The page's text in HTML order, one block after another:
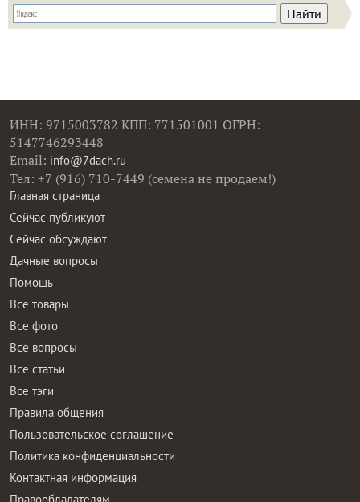
ИНН: 9715003782 КПП: 771501001 ОГРН:
5147746293448
Email: info@7dach.ru
Тел: +7 (916) 710-7449 (семена не продаем!)
Главная страница
Сейчас публикуют
Сейчас обсуждают
Дачные вопросы
Помощь
Все товары
Все фото
Все вопросы
Все статьи
Все тэги
Правила общения
Пользовательское соглашение
Политика конфиденциальности
Контактная информация
Правообладателям